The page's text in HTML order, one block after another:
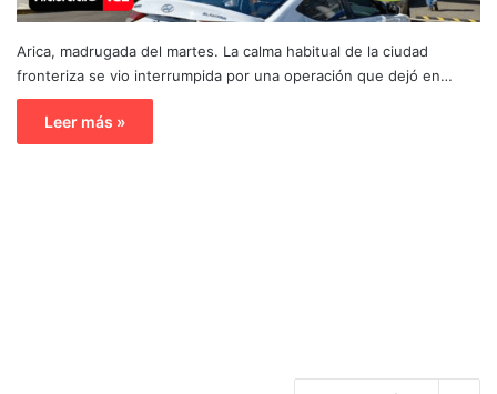
Arica, madrugada del martes. La calma habitual de la ciudad
fronteriza se vio interrumpida por una operación que dejó en…
Leer más »